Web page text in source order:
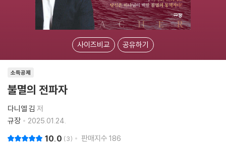
사이즈비교 공유하기
소득공제
불멸의 전파자
다니엘 김 저
규장
2025.01.24.
10.0 3 판매지수 186